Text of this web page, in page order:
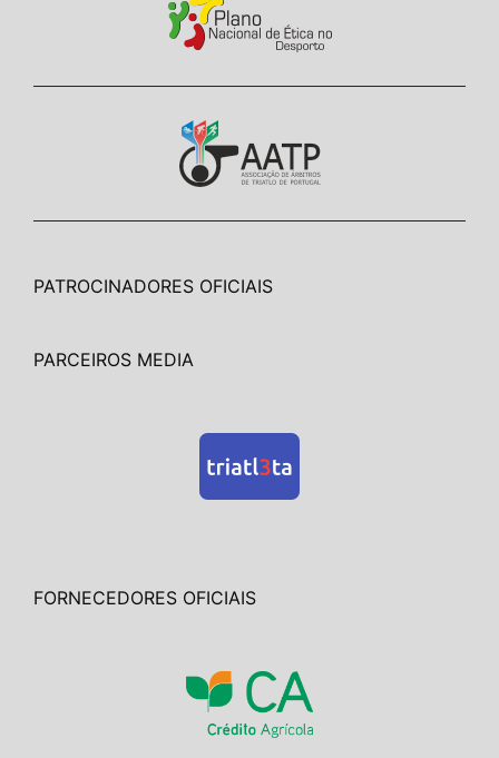
PATROCINADORES OFICIAIS
PARCEIROS MEDIA
FORNECEDORES OFICIAIS